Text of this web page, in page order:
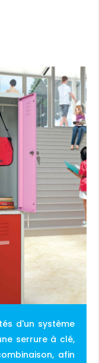
d'un système
serrure à clé,
afin